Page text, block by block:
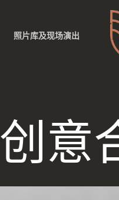
照片库及现场演出
创意